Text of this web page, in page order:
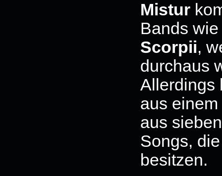
Mistur
Bands
Scorpii,
durchaus
Allerdings
aus
aus
Songs,
besitzen.